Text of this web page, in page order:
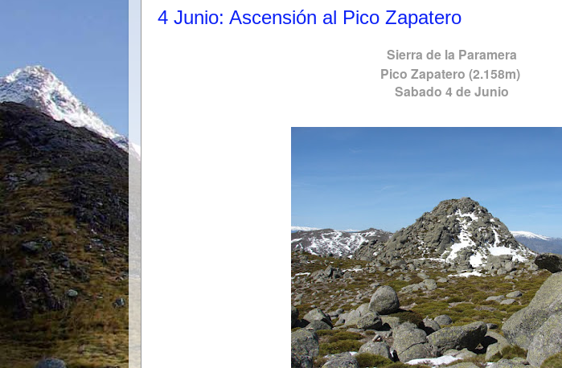
4 Junio: Ascensión al Pico Zapatero
Sierra de la Paramera
Pico Zapatero (2.158m)
Sabado 4 de Junio